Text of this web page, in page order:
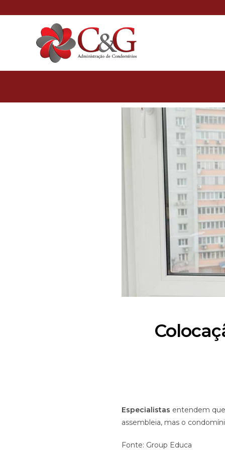
Especialistas entendem
assembleia, mas o
Fonte: Group Educa